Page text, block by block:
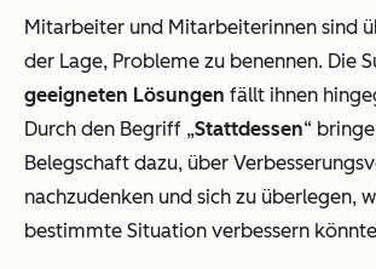
Mitarbeiter und Mitarbeiterinnen sind
der Lage, Probleme zu benennen. Die
geeigneten Lösungen fällt ihnen
Durch den Begriff „Stattdessen“
Belegschaft dazu, über
nachzudenken und sich zu überlegen,
bestimmte Situation verbessern